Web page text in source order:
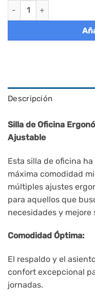
Silla de oficina giratoria
Descripción
Silla de Oficina
Ajustable
Esta silla de oficina
máxima comodidad
múltiples ajustes
para aquellos que
necesidades y
Comodidad Óptima:
El respaldo y el
confort excepcional
jornadas.